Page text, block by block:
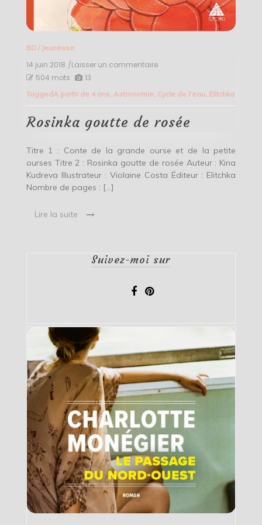
BD/ Jeunesse
14 juin 2018 /Laisser un commentaireon
de
504 mots 13
TaggedA partir de 4 ans, Astronomie, Cycle de l'eau, Elitchka
Rosinka goutte de rosée
Titre 1 : Conte de la grande ourse et de la petite
ourses Titre 2 : Rosinka goutte de rosée Auteur : Kina
Kudreva Illustrateur : Violaine Costa Éditeur : Elitchka
Nombre de pages : […]
Lire la suite
Suivez-moi sur